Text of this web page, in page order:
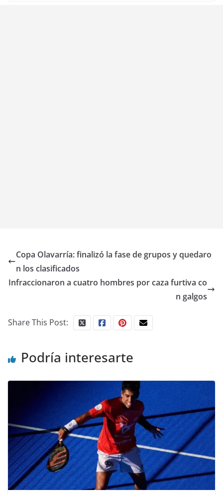
Copa Olavarría: finalizó la fase de grupos y quedaro
n los clasificados
Infraccionaron a cuatro hombres por caza furtiva co
n galgos
Share This Post:
Podría interesarte